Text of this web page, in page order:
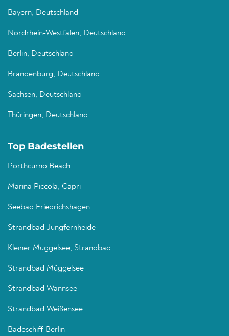
Bayern, Deutschland
Nordrhein-Westfalen, Deutschland
Berlin, Deutschland
Brandenburg, Deutschland
Sachsen, Deutschland
Thüringen, Deutschland
Top Badestellen
Porthcurno Beach
Marina Piccola, Capri
Seebad Friedrichshagen
Strandbad Jungfernheide
Kleiner Müggelsee, Strandbad
Strandbad Müggelsee
Strandbad Wannsee
Strandbad Weißensee
Badeschiff Berlin